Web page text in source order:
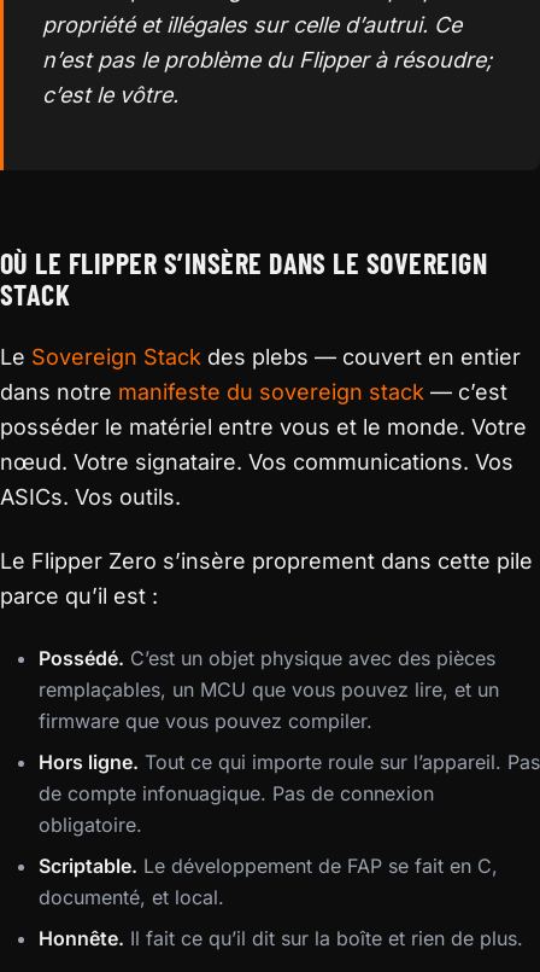
propriété et illégales sur celle d’autrui. Ce
n’est pas le problème du Flipper à résoudre;
c’est le vôtre.
OÙ LE FLIPPER S’INSÈRE DANS LE SOVEREIGN
STACK
Le Sovereign Stack des plebs — couvert en entier
dans notre manifeste du sovereign stack — c’est
posséder le matériel entre vous et le monde. Votre
nœud. Votre signataire. Vos communications. Vos
ASICs. Vos outils.
Le Flipper Zero s’insère proprement dans cette pile
parce qu’il est :
Possédé. C’est un objet physique avec des pièces
remplaçables, un MCU que vous pouvez lire, et un
firmware que vous pouvez compiler.
Hors ligne. Tout ce qui importe roule sur l’appareil. Pas
de compte infonuagique. Pas de connexion
obligatoire.
Scriptable. Le développement de FAP se fait en C,
documenté, et local.
Honnête. Il fait ce qu’il dit sur la boîte et rien de plus.